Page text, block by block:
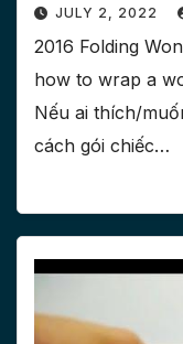
JULY 2, 2022
2016 Folding
how to wrap a
Nếu ai thích/
cách gói chiếc…